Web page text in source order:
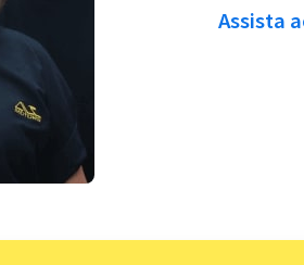
Assista